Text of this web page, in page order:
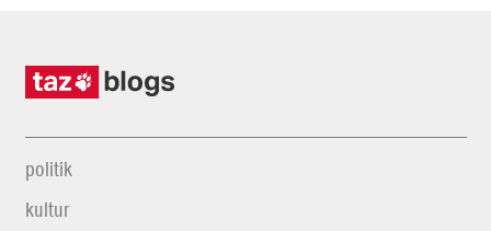
politik
kultur